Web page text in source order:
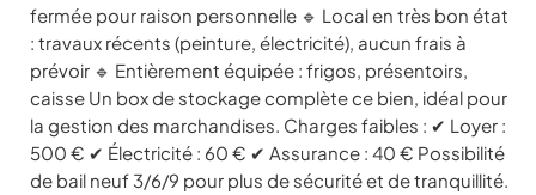
fermée pour raison personnelle 🔹 Local en très bon état
: travaux récents (peinture, électricité), aucun frais à
prévoir 🔹 Entièrement équipée : frigos, présentoirs,
caisse Un box de stockage complète ce bien, idéal pour
la gestion des marchandises. Charges faibles : ✔ Loyer :
500 € ✔ Électricité : 60 € ✔ Assurance : 40 € Possibilité
de bail neuf 3/6/9 pour plus de sécurité et de tranquillité.